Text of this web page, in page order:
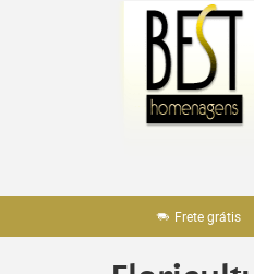
Frete grátis